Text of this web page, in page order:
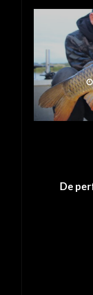
De